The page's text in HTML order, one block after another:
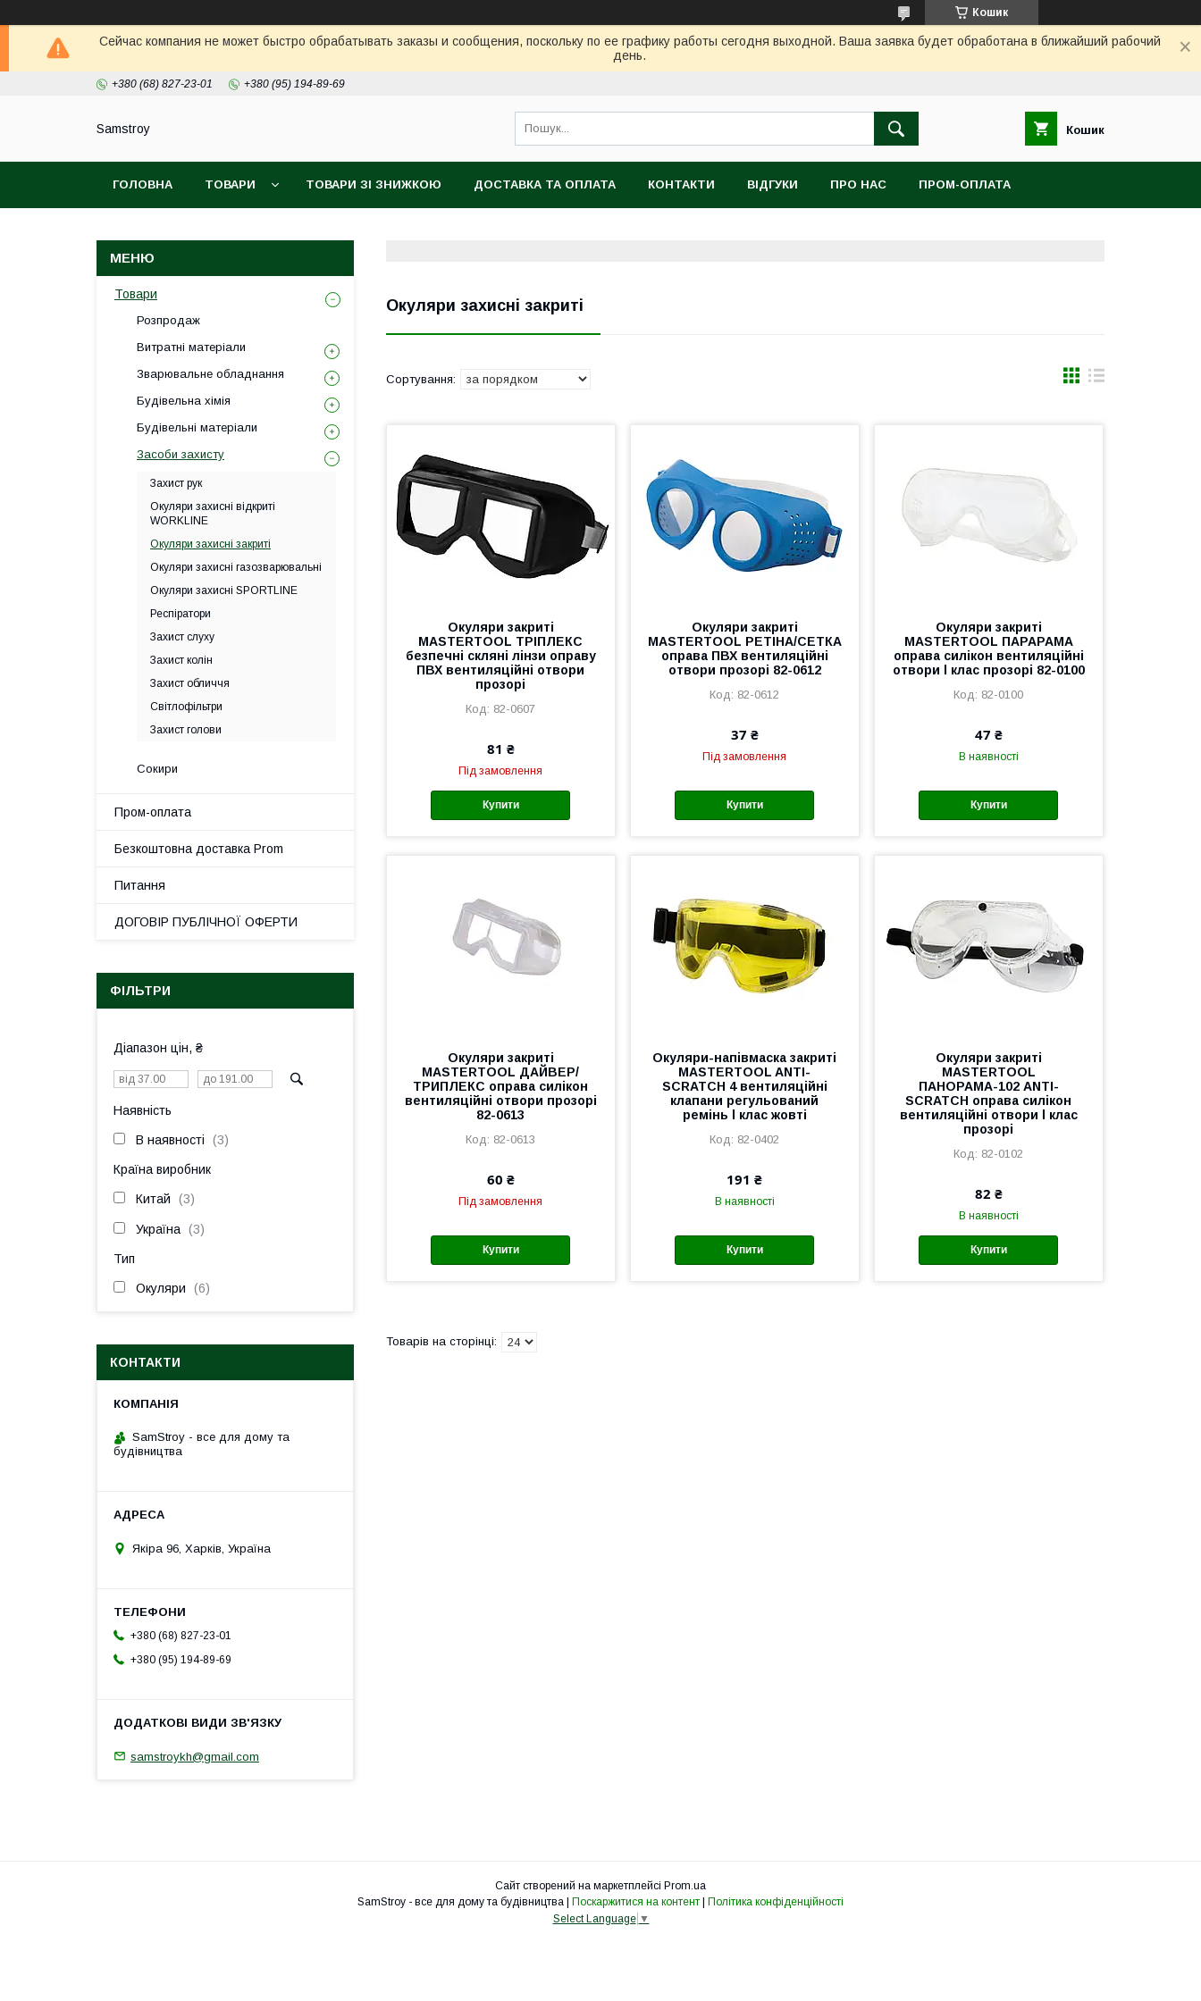
Кошик
Сейчас компания не может быстро обрабатывать заказы и сообщения, поскольку по ее графику работы сегодня выходной. Ваша заявка будет обработана в ближайший рабочий
день.
+380 (68) 827-23-01 +380 (95) 194-89-69
Samstroy Кошик
ГОЛОВНА ТОВАРИ ТОВАРИ ЗІ ЗНИЖКОЮ ДОСТАВКА ТА ОПЛАТА КОНТАКТИ ВІДГУКИ ПРО НАС ПРОМ-ОПЛАТА
Окуляри захисні закриті
Окуляри закриті
MASTERTOOL ТРІПЛЕКС
безпечні скляні лінзи оправу
ПВХ вентиляційні отвори
прозорі
82-0607
81 ₴
Під замовлення
Купити
Окуляри закриті
MASTERTOOL РЕТІНА/СЕТКА
оправа ПВХ вентиляційні
отвори прозорі 82-0612
82-0612
37 ₴
Під замовлення
Купити
Окуляри закриті
MASTERTOOL ПАРАРАМА
оправа силікон вентиляційні
отвори l клас прозорі 82-0100
82-0100
47 ₴
В наявності
Купити
Окуляри закриті
MASTERTOOL ДАЙВЕР/
ТРИПЛЕКС оправа силікон
вентиляційні отвори прозорі
82-0613
82-0613
60 ₴
Під замовлення
Купити
Окуляри-напівмаска закриті
MASTERTOOL ANTI-
SCRATCH 4 вентиляційні
клапани регульований
ремінь l клас жовті
82-0402
191 ₴
В наявності
Купити
Окуляри закриті
MASTERTOOL
ПАНОРАМА-102 ANTI-
SCRATCH оправа силікон
вентиляційні отвори l клас
прозорі
82-0102
82 ₴
В наявності
Купити
Товари
Розпродаж
Витратні матеріали
Зварювальне обладнання
Будівельна хімія
Будівельні матеріали
Засоби захисту
Захист рук
Окуляри захисні відкриті
WORKLINE
Окуляри захисні закриті
Окуляри захисні газозварювальні
Окуляри захисні SPORTLINE
Респіратори
Захист слуху
Захист колін
Захист обличчя
Світлофільтри
Захист голови
Сокири
Пром-оплата
Безкоштовна доставка Prom
Питання
ДОГОВІР ПУБЛІЧНОЇ ОФЕРТИ
ФІЛЬТРИ
Діапазон цін, ₴
Наявність
В наявності 3
Країна виробник
Китай 3
Україна 3
Тип
Окуляри 6
КОНТАКТИ
SamStroy - все для дому та
будівництва
Якіра 96, Харків, Україна
+380 (68) 827-23-01
+380 (95) 194-89-69
samstroykh@gmail.com
Сайт створений на маркетплейсі Prom.ua
Поскаржитися на контент
Політика конфіденційності
Select Language ▼